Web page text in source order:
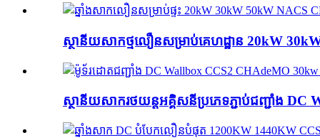
ស្ថានីយសាកថ្មលឿនសម្រាប់គេហដ្ឋាន 20kW
ស្ថានីយ​សាក​រថយន្ត​អគ្គិសនី​ប្រភេទ​ភ្ជាប់​ជញ្ជាំង